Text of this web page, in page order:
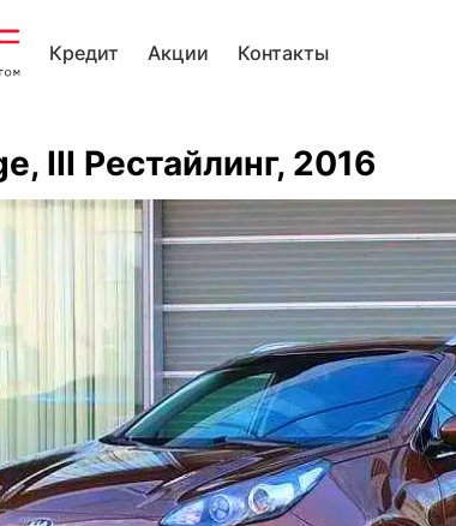
Кредит Акции Контакты
III Рестайлинг, 2016